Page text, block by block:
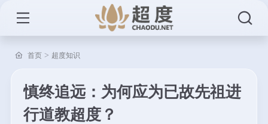
首页> 超度知识
慎终追远：为何应为已故先祖进
行道教超度？